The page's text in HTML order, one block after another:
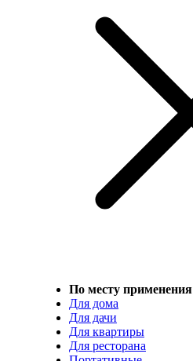
По месту применения
Для дома
Для дачи
Для квартиры
Для ресторана